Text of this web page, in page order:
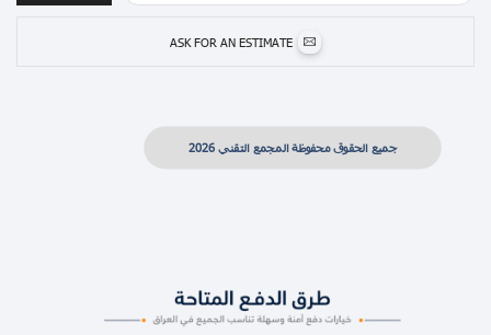
ASK FOR AN ESTIMATE
جميع الحقوق محفوظة المجمع التقني 2026